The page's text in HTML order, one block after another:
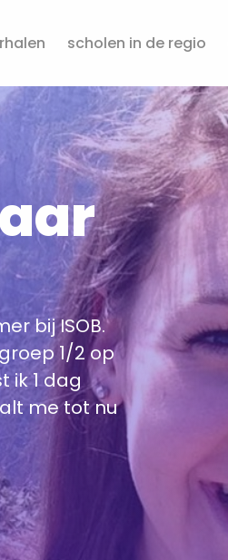
scholen in de regio
bij ISOB.
1/2 op
ik 1 dag
me tot nu